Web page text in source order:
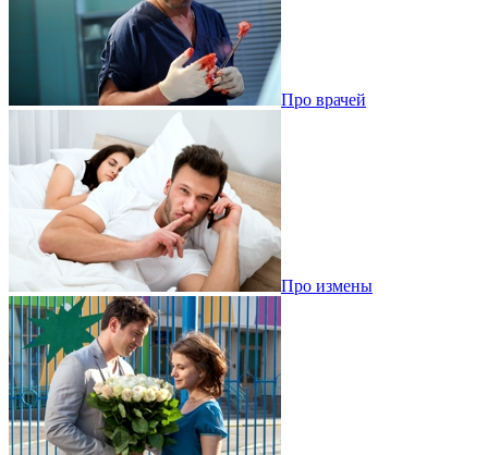
Про врачей
Про измены